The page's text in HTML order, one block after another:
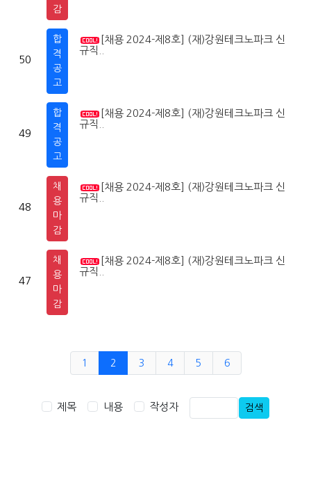
감
50
합
격
공
고
[채용 2024-제8호] (재)강원테크노파크 신
규직..
49
합
격
공
고
[채용 2024-제8호] (재)강원테크노파크 신
규직..
48
채
용
마
감
[채용 2024-제8호] (재)강원테크노파크 신
규직..
47
채
용
마
감
[채용 2024-제8호] (재)강원테크노파크 신
규직..
1 2 3 4 5 6
제목 내용 작성자 검색